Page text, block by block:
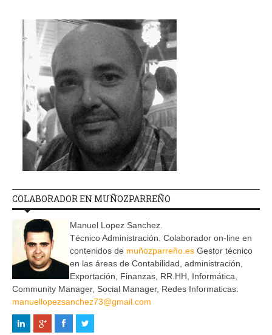
COLABORADOR EN MUÑOZPARREÑO
Manuel Lopez Sanchez.
Técnico Administración. Colaborador on-line en
contenidos de muñozparreño.es Gestor técnico
en las áreas de Contabilidad, administración,
Exportación, Finanzas, RR.HH, Informática,
Community Manager, Social Manager, Redes Informaticas.
manuellopezsanchez73@gmail.com